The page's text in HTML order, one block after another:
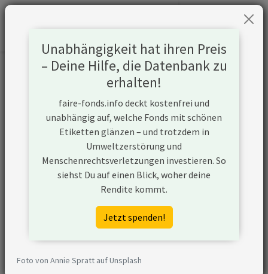
Informationen zum Unternehmen
KKR & Co Inc
https://www.kkr.com
Konflikte
KKR & Co Inc ist ein
Unternehmen aus den
USA, das den Ausbau
von
für Öl und Gas plant
Unabhängigkeit hat ihren Preis
– Deine Hilfe, die Datenbank zu
erhalten!
faire-fonds.info deckt kostenfrei und
unabhängig auf, welche Fonds mit schönen
Etiketten glänzen – und trotzdem in
Umweltzerstörung und
Menschenrechtsverletzungen investieren. So
siehst Du auf einen Blick, woher deine
Rendite kommt.
Jetzt spenden!
Foto von Annie Spratt auf Unsplash